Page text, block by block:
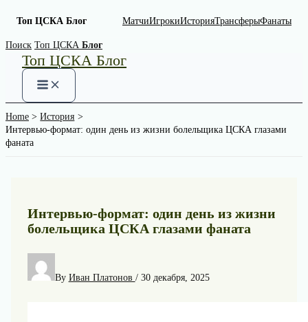
Топ ЦСКА Блог МатчиИгрокиИсторияТрансферыФанаты
Skip
content
Поиск Топ ЦСКА Блог
Топ ЦСКА Блог
Home
История
Интервью-формат: один день из жизни болельщика ЦСКА глазами
фаната
Интервью-формат: один день из жизни
болельщика ЦСКА глазами фаната
By Иван Платонов / 30 декабря, 2025